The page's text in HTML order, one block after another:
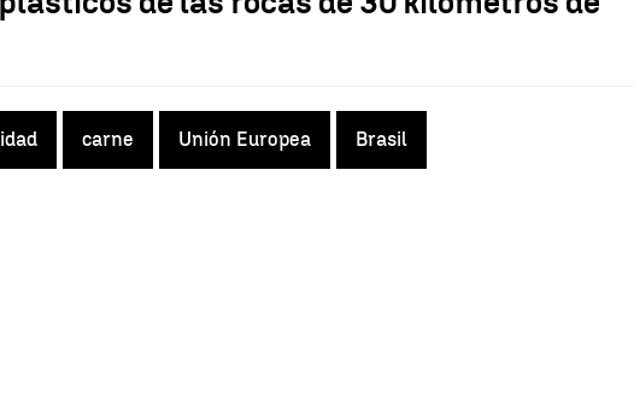
carne Unión Europea Brasil